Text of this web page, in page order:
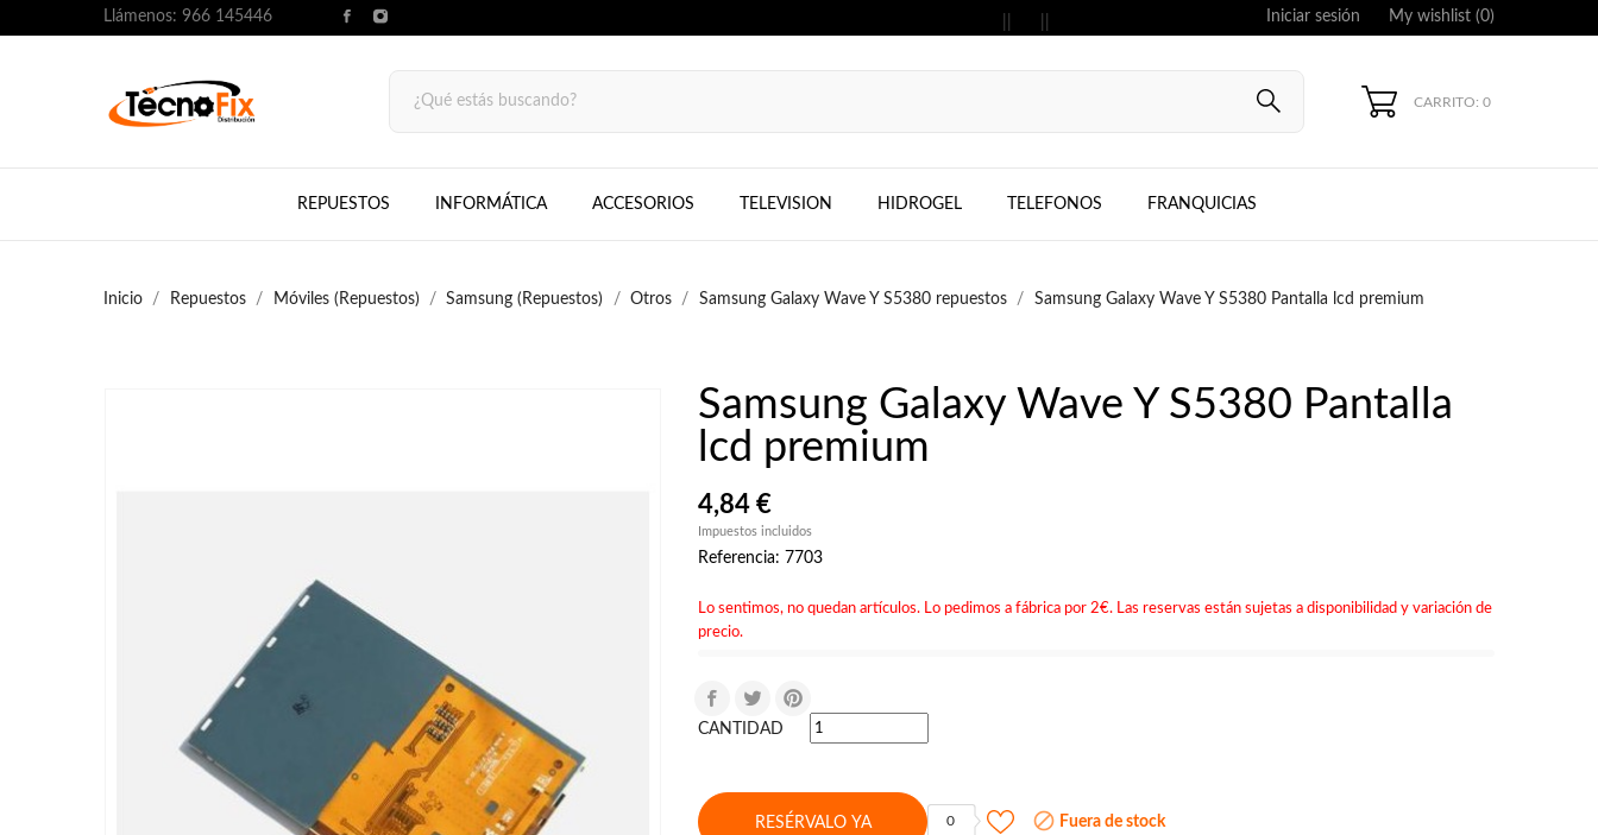
Llámenos: 966 145446 Iniciar sesión My wishlist (0)
CARRITO: 0
REPUESTOS INFORMÁTICA ACCESORIOS TELEVISION HIDROGEL TELEFONOS FRANQUICIAS
Inicio Repuestos Móviles (Repuestos) Samsung (Repuestos) Otros Samsung Galaxy Wave Y S5380 repuestos Samsung Galaxy Wave Y S5380 Pantalla lcd premium
Samsung Galaxy Wave Y S5380 Pantalla
lcd premium
4,84 €
Impuestos incluidos
Referencia: 7703
Lo sentimos, no quedan artículos. Lo pedimos a fábrica por 2€. Las reservas están sujetas a disponibilidad y variación de
precio.
CANTIDAD
RESÉRVALO YA 0  Fuera de stock